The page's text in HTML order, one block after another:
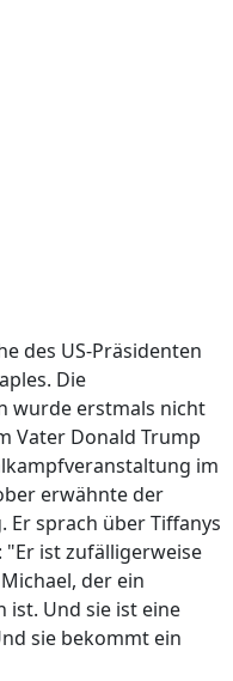
des US-Präsidenten
Die
wurde erstmals nicht
Vater Donald Trump
im
erwähnte der
Er sprach über Tiffanys
ist zufälligerweise
der ein
Und sie ist eine
sie bekommt ein